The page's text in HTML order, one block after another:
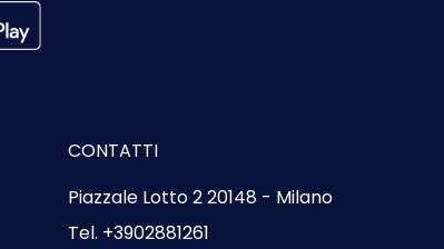
CONTATTI
Piazzale Lotto 2 20148 - Milano
Tel. +3902881261